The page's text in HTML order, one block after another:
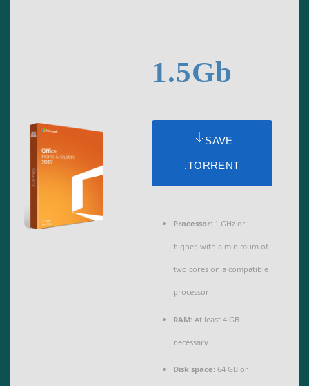
1.5Gb
SAVE
.TORRENT
Processor: 1 GHz or
higher, with a minimum of
two cores on a compatible
processor
RAM: At least 4 GB
necessary
Disk space: 64 GB or